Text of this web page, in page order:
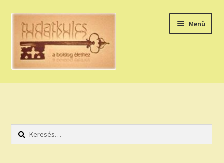
Ugrás
navigációhoz
Kilépés
tartalomba
Menü
HÚZZ EGY KÁRTYÁT!
HOLDNAPTÁR
Keresés: